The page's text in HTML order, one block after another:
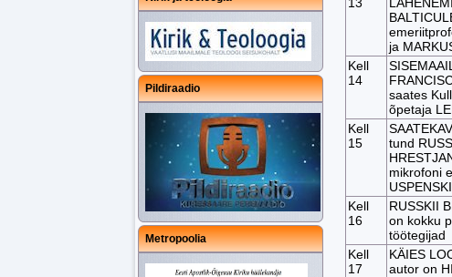
Pildiraadio
Metropoolia
ja
Kell
14
saates
õpetaja
Kell
15
tund
mikrofoni
USPENSKI
Kell
16
RUSSKII
on kokku
töötegijad
Kell
17
KÄIES
autor on